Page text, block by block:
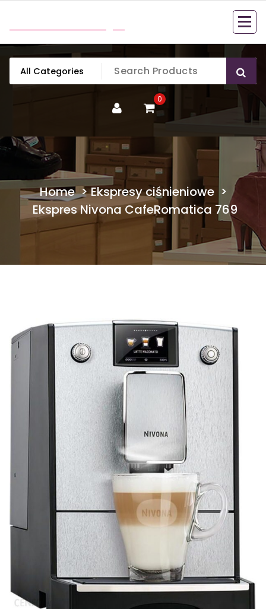
content
0
Home>Ekspresy ciśnieniowe>
Ekspres Nivona CafeRomatica 769